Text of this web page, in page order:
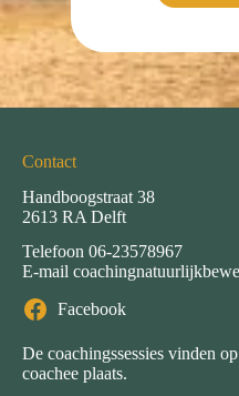
Contact
Handboogstraat 38
2613 RA Delft
Telefoon 06-23578967
E-mail
Facebook
De coachingssessies vinden
coachee plaats.